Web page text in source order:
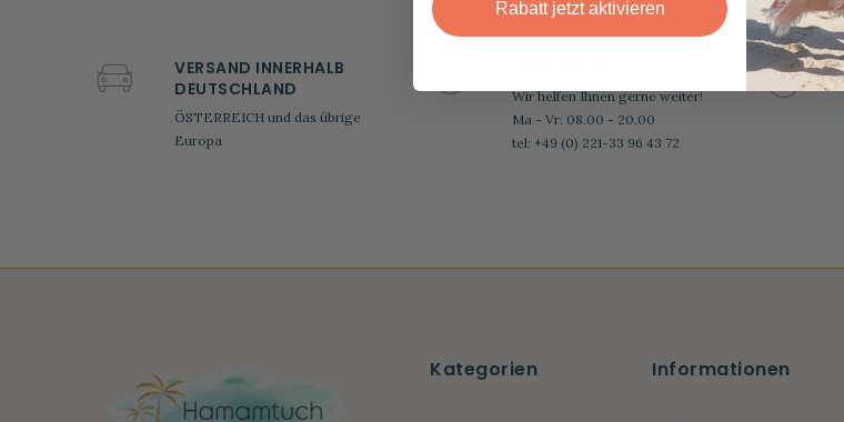
VERSAND INNERHALB
DEUTSCHLAND
ÖSTERREICH und das übrige
Europa
Wir helfen Ihnen gerne weiter!
Ma - Vr: 08.00 - 20.00
tel: +49 (0) 221-33 96 43 72
Kategorien Informationen
Rabatt jetzt aktivieren